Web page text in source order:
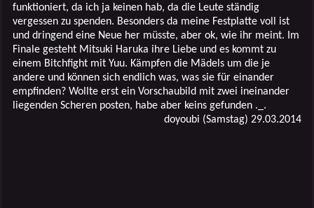
funktioniert, da ich ja keinen hab, da die Leute ständig
vergessen zu spenden. Besonders da meine Festplatte voll ist
und dringend eine Neue her müsste, aber ok, wie ihr meint. Im
Finale gesteht Mitsuki Haruka ihre Liebe und es kommt zu
einem Bitchfight mit Yuu. Kämpfen die Mädels um die je
andere und können sich endlich was, was sie für einander
empfinden? Wollte erst ein Vorschaubild mit zwei ineinander
liegenden Scheren posten, habe aber keins gefunden ._.
doyoubi (Samstag) 29.03.2014